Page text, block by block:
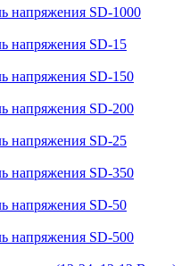
напряжения SD-1000
напряжения SD-15
напряжения SD-150
напряжения SD-200
напряжения SD-25
напряжения SD-350
напряжения SD-50
напряжения SD-500